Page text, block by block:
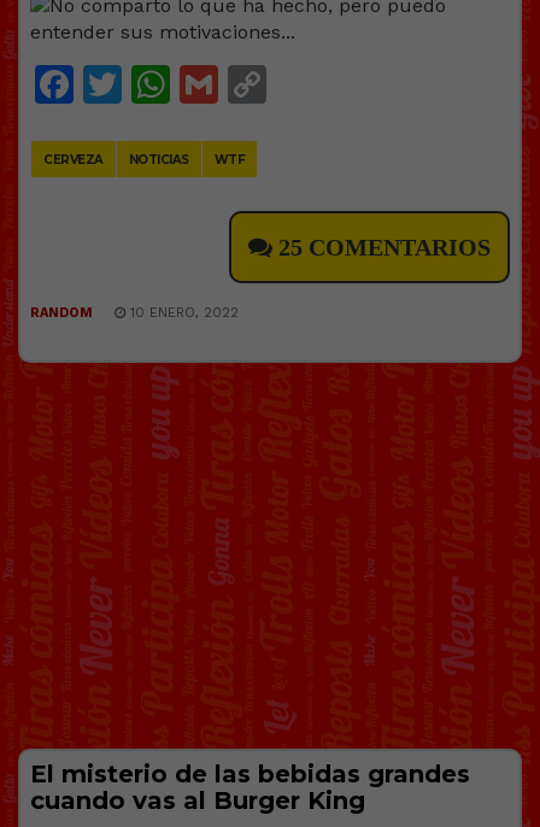
Facebook
Twitter
WhatsApp
Gmail
CERVEZA NOTICIAS WTF
25 COMENTARIOS
RANDOM 10 ENERO, 2022
El misterio de las bebidas grandes
cuando vas al Burger King